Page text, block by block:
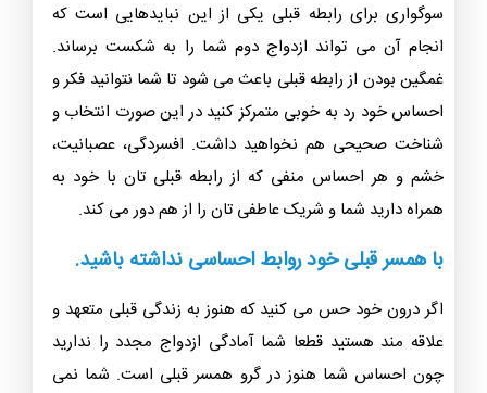
سوگواری برای رابطه قبلی یکی از این نبایدهایی است که
انجام آن می تواند ازدواج دوم شما را به شکست برساند.
غمگین بودن از رابطه قبلی باعث می شود تا شما نتوانید فکر و
احساس خود رد به خوبی متمرکز کنید در این صورت انتخاب و
شناخت صحیحی هم نخواهید داشت. افسردگی، عصبانیت،
خشم و هر احساس منفی که از رابطه قبلی تان با خود به
همراه دارید شما و شریک عاطفی تان را از هم دور می کند.
با همسر قبلی خود روابط احساسی نداشته باشید.
اگر درون خود حس می کنید که هنوز به زندگی قبلی متعهد و
علاقه مند هستید قطعا شما آمادگی ازدواج مجدد را ندارید
چون احساس شما هنوز در گرو همسر قبلی است. شما نمی